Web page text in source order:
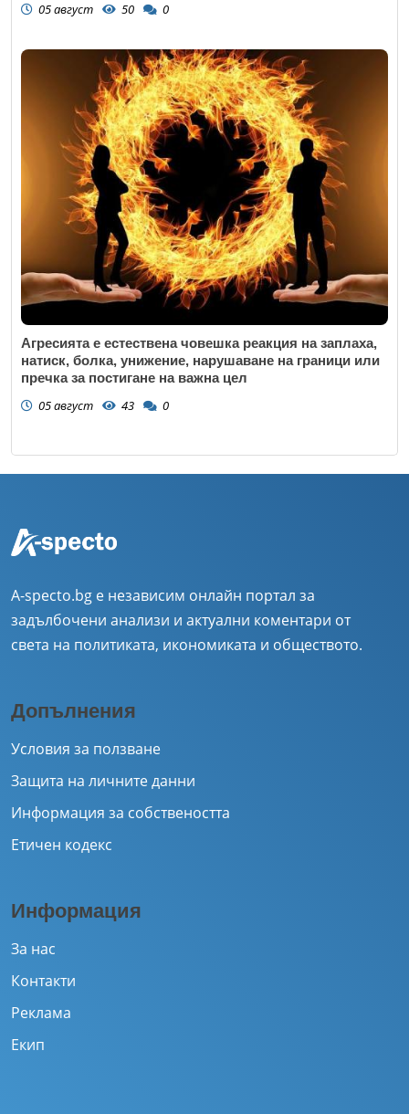
05 август 50 0
Агресията е естествена човешка реакция на заплаха,
натиск, болка, унижение, нарушаване на граници или
пречка за постигане на важна цел
05 август 43 0
A-specto.bg е независим онлайн портал за
задълбочени анализи и актуални коментари от
света на политиката, икономиката и обществото.
Допълнения
Условия за ползване
Защита на личните данни
Информация за собствеността
Етичен кодекс
Информация
За нас
Контакти
Реклама
Екип